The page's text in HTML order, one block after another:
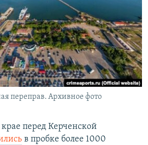
РАССЫЛКУ
переправ. Архивное фото
перед Керченской
в пробке более 1000